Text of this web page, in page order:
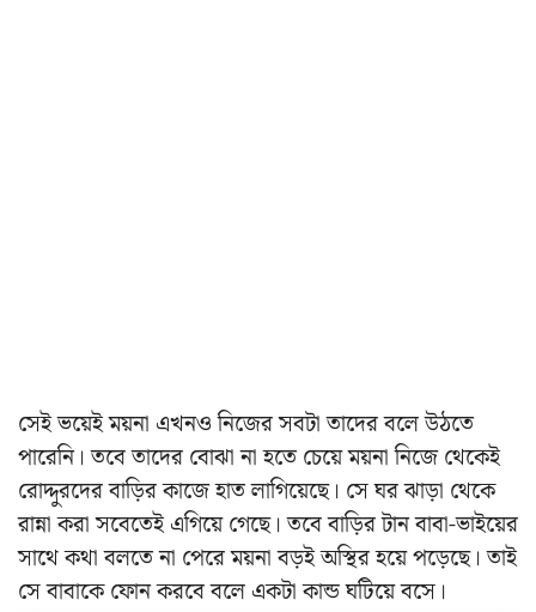
সেই ভয়েই ময়না এখনও নিজের সবটা তাদের বলে উঠতে
পারেনি। তবে তাদের বোঝা না হতে চেয়ে ময়না নিজে থেকেই
রোদ্দুরদের বাড়ির কাজে হাত লাগিয়েছে। সে ঘর ঝাড়া থেকে
রান্না করা সবেতেই এগিয়ে গেছে। তবে বাড়ির টান বাবা-ভাইয়ের
সাথে কথা বলতে না পেরে ময়না বড়ই অস্থির হয়ে পড়েছে। তাই
সে বাবাকে ফোন করবে বলে একটা কান্ড ঘটিয়ে বসে।